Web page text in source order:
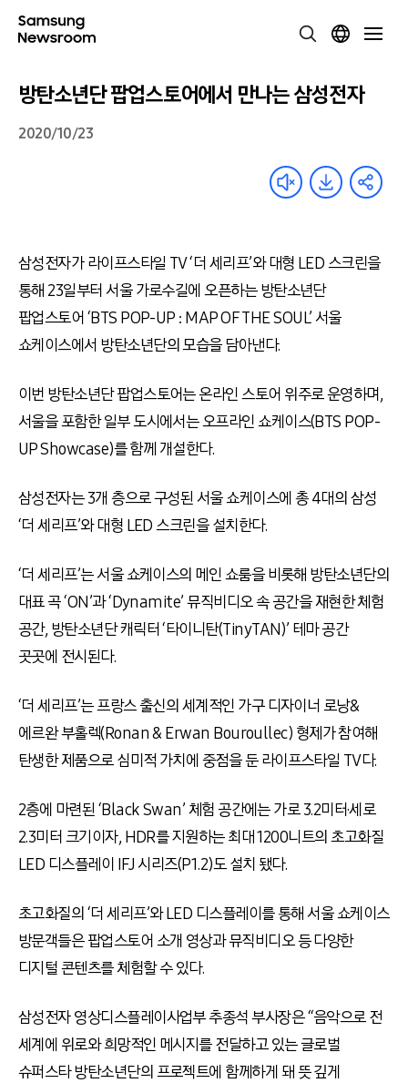
방탄소년단 팝업스토어에서 만나는 삼성전자
2020/10/23
삼성전자가 라이프스타일 TV ‘더 세리프’와 대형 LED 스크린을
통해 23일부터 서울 가로수길에 오픈하는 방탄소년단
팝업스토어 ‘BTS POP-UP : MAP OF THE SOUL’ 서울
쇼케이스에서 방탄소년단의 모습을 담아낸다.
이번 방탄소년단 팝업스토어는 온라인 스토어 위주로 운영하며,
서울을 포함한 일부 도시에서는 오프라인 쇼케이스(BTS POP-
UP Showcase)를 함께 개설한다.
삼성전자는 3개 층으로 구성된 서울 쇼케이스에 총 4대의 삼성
‘더 세리프’와 대형 LED 스크린을 설치한다.
‘더 세리프’는 서울 쇼케이스의 메인 쇼룸을 비롯해 방탄소년단의
대표 곡 ‘ON’과 ‘Dynamite’ 뮤직비디오 속 공간을 재현한 체험
공간, 방탄소년단 캐릭터 ‘타이니탄(TinyTAN)’ 테마 공간
곳곳에 전시된다.
‘더 세리프’는 프랑스 출신의 세계적인 가구 디자이너 로낭&
에르완 부홀렉(Ronan & Erwan Bouroullec) 형제가 참여해
탄생한 제품으로 심미적 가치에 중점을 둔 라이프스타일 TV다.
2층에 마련된 ‘Black Swan’ 체험 공간에는 가로 3.2미터·세로
2.3미터 크기이자, HDR를 지원하는 최대 1200니트의 초고화질
LED 디스플레이 IFJ 시리즈(P1.2)도 설치 됐다.
초고화질의 ‘더 세리프’와 LED 디스플레이를 통해 서울 쇼케이스
방문객들은 팝업스토어 소개 영상과 뮤직비디오 등 다양한
디지털 콘텐츠를 체험할 수 있다.
삼성전자 영상디스플레이사업부 추종석 부사장은 “음악으로 전
세계에 위로와 희망적인 메시지를 전달하고 있는 글로벌
슈퍼스타 방탄소년단의 프로젝트에 함께하게 돼 뜻 깊게